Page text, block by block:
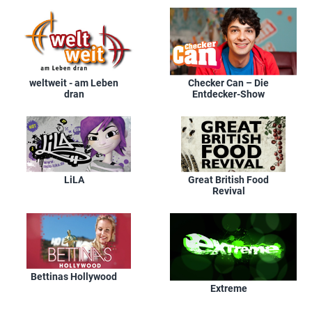
weltweit - am Leben
dran
Checker Can – Die
Entdecker-Show
LiLA
Great British Food
Revival
Bettinas Hollywood
Extreme